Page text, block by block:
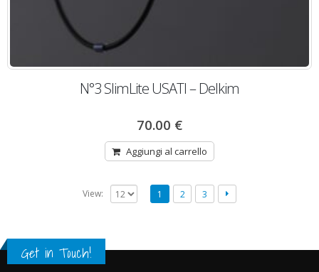
N°3 SlimLite USATI – Delkim
70.00 €
Aggiungi al carrello
View: 1 2 3
Get in Touch!